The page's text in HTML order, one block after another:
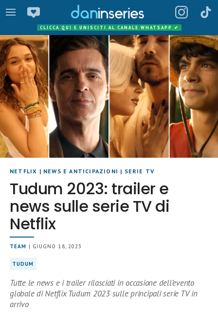
CLICCA QUI E UNISCITI AL CANALE WHATSAPP ✔
NETFLIX | NEWS E ANTICIPAZIONI | SERIE TV
Tudum 2023: trailer e
news sulle serie TV di
Netflix
TEAM | GIUGNO 18, 2023
TUDUM
Tutte le news e i trailer rilasciati in occasione dell’evento
globale di Netflix Tudum 2023 sulle principali serie TV in
arrivo